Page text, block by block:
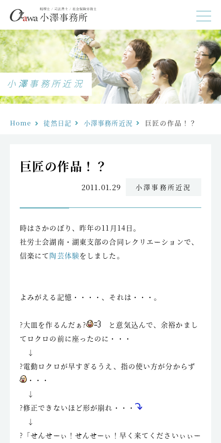
小澤事務所近況
Home 徒然日記 小澤事務所近況 巨匠の作品！？
巨匠の作品！？
2011.01.29 小澤事務所近況
時はさかのぼり、昨年の11月14日。
社労士会湖南・湖東支部の合同レクリエーションで、
信楽にて陶芸体験をしました。
よみがえる記憶・・・・、それは・・・。
?大皿を作るんだぁ?
と意気込んで、余裕かまし
てロクロの前に座ったのに・・・
↓
?電動ロクロが早すぎるうえ、指の使い方が分からず
・・・
↓
?修正できないほど形が崩れ・・・
↓
?「せんせーぃ！せんせーぃ！早く来てくださいぃぃー